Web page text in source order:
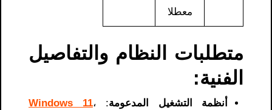
معطلا
متطلبات النظام والتفاصيل
الفنية:
أنظمة التشغيل المدعومة:
Windows 11،